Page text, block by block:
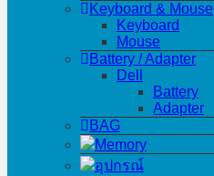
Keyboard & Mouse
Keyboard
Mouse
Battery / Adapter
Dell
Battery
Adapter
BAG
Memory
อุปกรณ์